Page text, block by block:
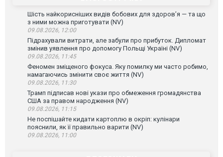
Шість найкорисніших видів бобових для здоров’я — та що
з ними можна приготувати (NV)
09.08.2026, 12:00
Підрахували витрати, але забули про прибуток. Дипломат
змінив уявлення про допомогу Польщі Україні (NV)
09.08.2026, 11:45
Феномен зміщеного фокуса. Яку помилку ми часто робимо,
намагаючись змінити своє життя (NV)
09.08.2026, 11:30
Трамп підписав нові укази про обмеження громадянства
США за правом народження (NV)
09.08.2026, 11:15
Не поспішайте кидати картоплю в окріп: кулінари
пояснили, як її правильно варити (NV)
09.08.2026, 11:00